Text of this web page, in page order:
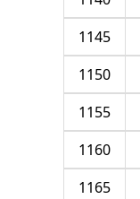
1145
1150
1155
1160
1165